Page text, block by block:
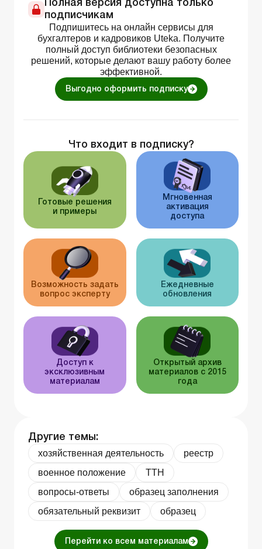
Полная версия доступна только
подписчикам
Подпишитесь на онлайн сервисы для
бухгалтеров и кадровиков Uteka. Получите
полный доступ библиотеки безопасных
решений, которые делают вашу работу более
эффективной.
Выгодно оформить подписку
Что входит в подписку?
Готовые решения
и примеры
Мгновенная
активация
доступа
Возможность задать
вопрос эксперту
Ежедневные
обновления
Доступ к
эксклюзивным
материалам
Открытый архив
материалов с 2015
года
Другие темы:
хозяйственная деятельность
реестр
военное положение
ТТН
вопросы-ответы
образец заполнения
обязательный реквизит
образец
Перейти ко всем материалам